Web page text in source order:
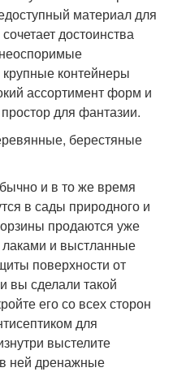
материал для
достоинства
контейнеры
ассортимент форм и
для фантазии.
берестяные
и в то же время
в сады природного и
продаются уже
и выстланные
поверхности от
вы сделали такой
его со всех сторон
для
выстелите
в ней дренажные